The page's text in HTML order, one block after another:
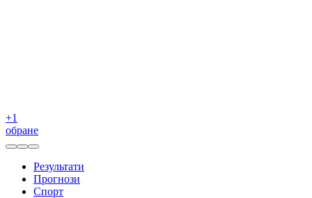
+1
обране
Результати
Прогнози
Спорт